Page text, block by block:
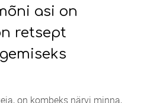
asi on
retsept
on kombeks närvi minna,